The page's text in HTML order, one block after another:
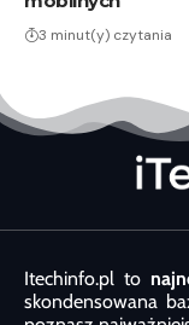
3 minut(y) czytania
Itechinfo.pl to
skondensowana